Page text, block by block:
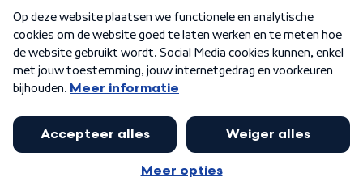
Algemene voorwaarden Privacybeleid